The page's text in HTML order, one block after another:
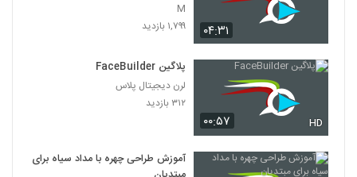
۰۴:۳۱
M
۱,۷۹۹ بازدید
۰۰:۵۷ HD
پلاگین FaceBuilder
لرن دیجیتال پلاس
۳۱۲ بازدید
آموزش طراحی چهره با مداد سیاه برای